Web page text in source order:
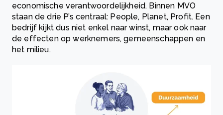
economische verantwoordelijkheid. Binnen MVO
staan de drie P’s centraal: People, Planet, Profit. Een
bedrijf kijkt dus niet enkel naar winst, maar ook naar
de effecten op werknemers, gemeenschappen en
het milieu.